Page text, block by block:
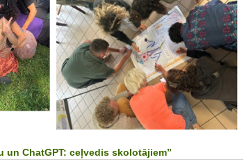
un ChatGPT: ceļvedis skolotājiem”